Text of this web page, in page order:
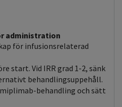
administration
för infusionsrelaterad
start. Vid IRR grad 1-2, sänk
behandlingsuppehåll.
behandling och sätt